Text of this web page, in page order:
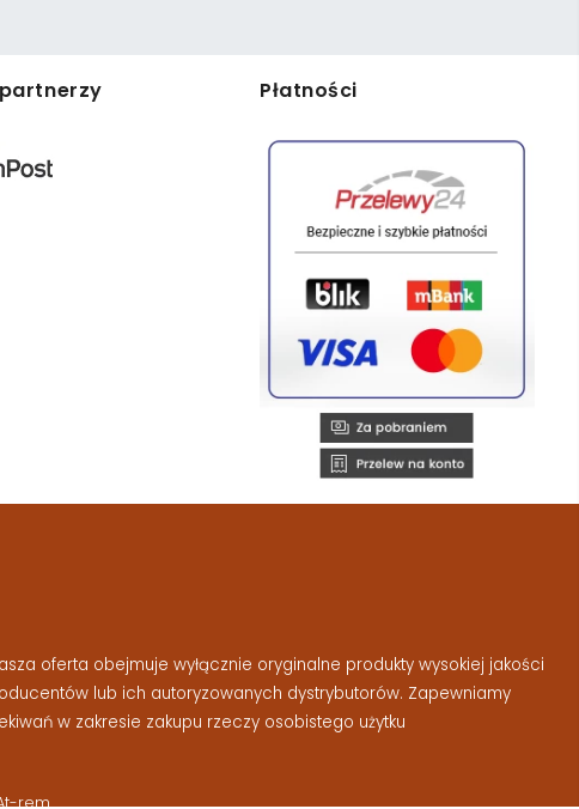
Płatności
oferta obejmuje wyłącznie oryginalne produkty wysokiej jakości
lub ich autoryzowanych dystrybutorów. Zapewniamy
w zakresie zakupu rzeczy osobistego użytku
rem